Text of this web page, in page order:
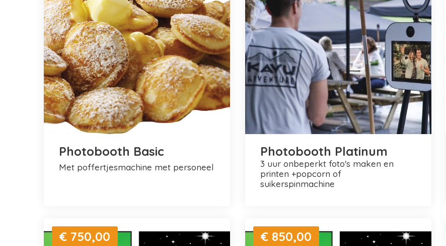
Photobooth Basic
met poffertjesmachine met personeel
Photobooth Platinum
3 uur onbeperkt foto's maken en
printen +popcorn of
suikerspinmachine
€ 750,00 € 850,00